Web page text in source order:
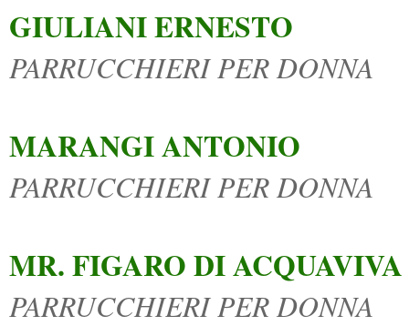
GIULIANI ERNESTO
PARRUCCHIERI PER DONNA
MARANGI ANTONIO
PARRUCCHIERI PER DONNA
MR. FIGARO DI
PARRUCCHIERI PER DONNA